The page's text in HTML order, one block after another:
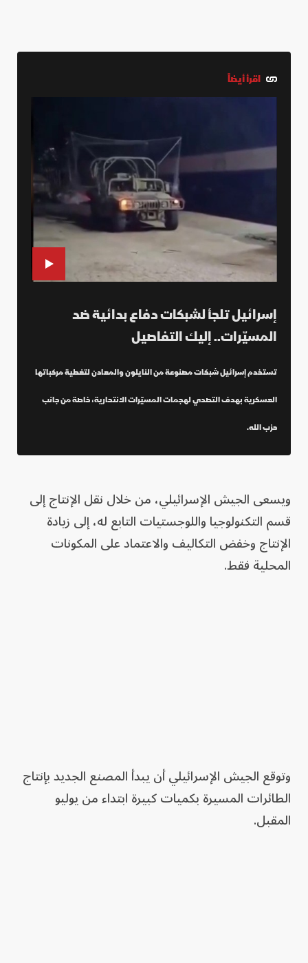
اقرأ أيضاً
إسرائيل تلجأ لشبكات دفاع بدائية ضد
المسيّرات.. إليك التفاصيل
تستخدم إسرائيل شبكات مصنوعة من النايلون والمعادن لتغطية مركباتها
العسكرية بهدف التصدي لهجمات المسيّرات الانتحارية، خاصة من جانب
حزب الله.
ويسعى الجيش الإسرائيلي، من خلال نقل الإنتاج إلى
قسم التكنولوجيا واللوجستيات التابع له، إلى زيادة
الإنتاج وخفض التكاليف والاعتماد على المكونات
المحلية فقط.
وتوقع الجيش الإسرائيلي أن يبدأ المصنع الجديد بإنتاج
الطائرات المسيرة بكميات كبيرة ابتداء من يوليو
المقبل.